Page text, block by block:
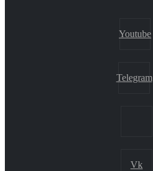
Youtube
Telegram
Vk